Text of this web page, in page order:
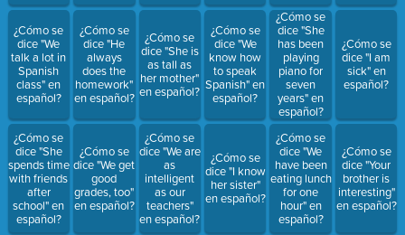
¿Cómo se
dice "We
talk a lot in
Spanish
class" en
español?
¿Cómo se
dice "She
spends time
with friends
after
school" en
español?
¿Cómo se
dice "He
always
does the
homework"
en español?
¿Cómo se
dice "We get
good
grades, too"
en español?
¿Cómo se
dice "She is
as tall as
her mother"
en español?
¿Cómo se
dice "We are
as
intelligent
as our
teachers"
en español?
¿Cómo se
dice "We
know how
to speak
Spanish" en
español?
¿Cómo se
dice "I know
her sister"
en español?
¿Cómo se
dice "She
has been
playing
piano for
seven
years" en
español?
¿Cómo se
dice "We
have been
eating lunch
for one
hour" en
español?
¿Cómo se
dice "I am
sick" en
español?
¿Cómo se
dice "Your
brother is
interesting"
en español?